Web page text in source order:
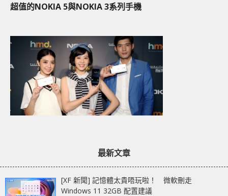
超值的NOKIA 5與NOKIA 3系列手機
最新文章
[XF 新聞] 記憶體太貴唔玩啦！ 微軟刪走
Windows 11 32GB 配置建議